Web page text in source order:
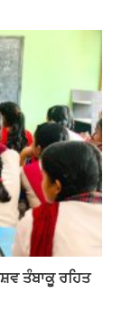
ਤੰਬਾਕੂ ਰਹਿਤ